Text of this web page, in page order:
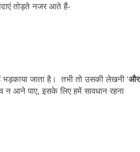
तोड़ते नजर आते हैं-
जाता है। तभी तो उसकी लेखनी ‘और
न आने पाए, इसके लिए हमें सावधान रहना